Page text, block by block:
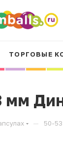
ТОРГОВЫЕ
мм
— 50-